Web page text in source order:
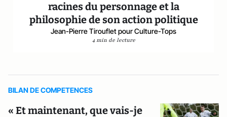
racines du personnage et la
philosophie de son action politique
Jean-Pierre Tirouflet pour Culture-Tops
4 min de lecture
BILAN DE COMPETENCES
« Et maintenant, que vais-je